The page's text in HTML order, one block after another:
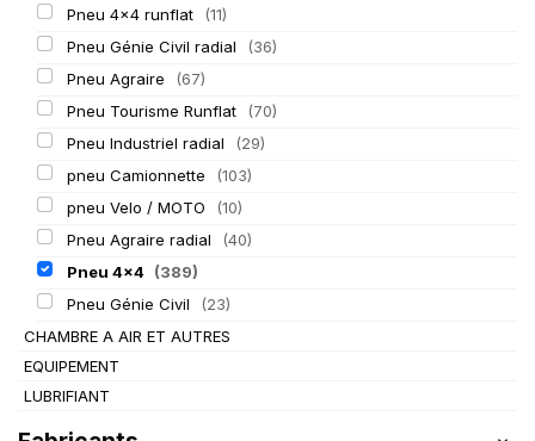
Pneu 4x4 runflat
(11)
Pneu Génie Civil radial
(36)
Pneu Agraire
(67)
Pneu Tourisme Runflat
(70)
Pneu Industriel radial
(29)
pneu Camionnette
(103)
pneu Velo / MOTO
(10)
Pneu Agraire radial
(40)
Pneu 4x4 (389)
Pneu Génie Civil
(23)
CHAMBRE A AIR ET AUTRES
EQUIPEMENT
LUBRIFIANT